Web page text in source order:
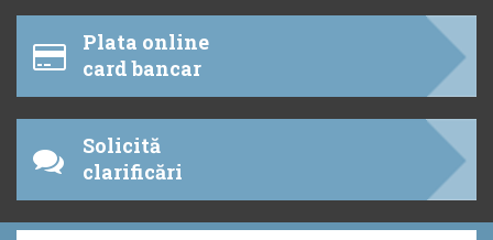
Plata online
card bancar
Solicită
clarificări